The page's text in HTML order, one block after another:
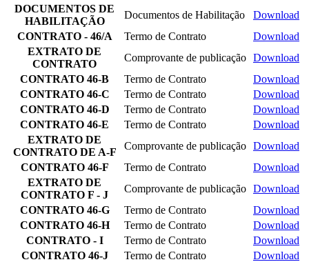
DOCUMENTOS DE
HABILITAÇÃO
Documentos de Habilitação
Download
CONTRATO - 46/A
Termo de Contrato
Download
EXTRATO DE
CONTRATO
Comprovante de publicação Download
CONTRATO 46-B
Termo de Contrato
Download
CONTRATO 46-C
Termo de Contrato
Download
CONTRATO 46-D
Termo de Contrato
Download
CONTRATO 46-E
Termo de Contrato
Download
EXTRATO DE
CONTRATO DE A-F
Comprovante de publicação Download
CONTRATO 46-F
Termo de Contrato
Download
EXTRATO DE
CONTRATO F - J
Comprovante de publicação Download
CONTRATO 46-G
Termo de Contrato
Download
CONTRATO 46-H
Termo de Contrato
Download
CONTRATO - I
Termo de Contrato
Download
CONTRATO 46-J
Termo de Contrato
Download